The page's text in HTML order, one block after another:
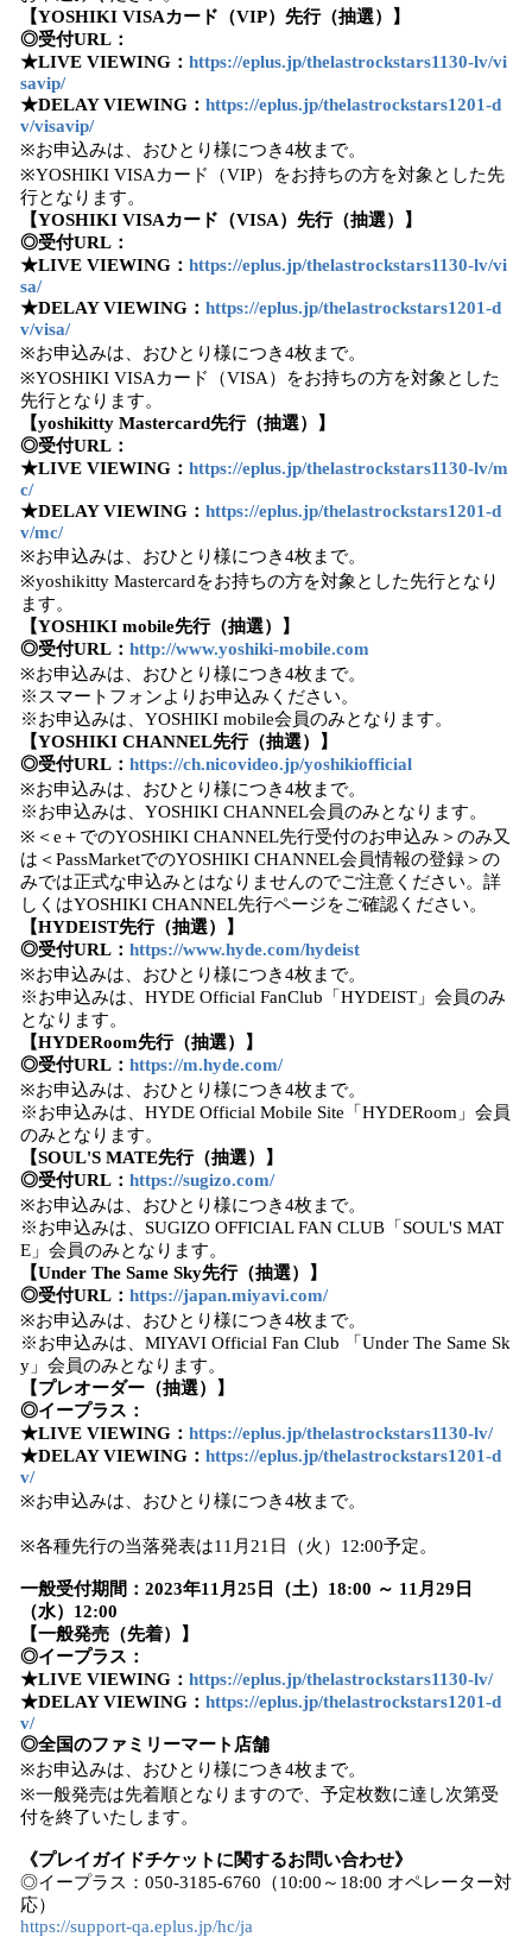
【YOSHIKI VISAカード（VIP）先行（抽選）】
◎受付URL：
★LIVE VIEWING： https://eplus.jp/thelastrockstars1130-lv/vi
savip/
★DELAY VIEWING： https://eplus.jp/thelastrockstars1201-d
v/visavip/
※お申込みは、おひとり様につき4枚まで。
※YOSHIKI VISAカード（VIP）をお持ちの方を対象とした先
行となります。
【YOSHIKI VISAカード（VISA）先行（抽選）】
◎受付URL：
★LIVE VIEWING： https://eplus.jp/thelastrockstars1130-lv/vi
sa/
★DELAY VIEWING： https://eplus.jp/thelastrockstars1201-d
v/visa/
※お申込みは、おひとり様につき4枚まで。
※YOSHIKI VISAカード（VISA）をお持ちの方を対象とした
先行となります。
【yoshikitty Mastercard先行（抽選）】
◎受付URL：
★LIVE VIEWING： https://eplus.jp/thelastrockstars1130-lv/m
c/
★DELAY VIEWING： https://eplus.jp/thelastrockstars1201-d
v/mc/
※お申込みは、おひとり様につき4枚まで。
※yoshikitty Mastercardをお持ちの方を対象とした先行となり
ます。
【YOSHIKI mobile先行（抽選）】
◎受付URL： http://www.yoshiki-mobile.com
※お申込みは、おひとり様につき4枚まで。
※スマートフォンよりお申込みください。
※お申込みは、YOSHIKI mobile会員のみとなります。
【YOSHIKI CHANNEL先行（抽選）】
◎受付URL： https://ch.nicovideo.jp/yoshikiofficial
※お申込みは、おひとり様につき4枚まで。
※お申込みは、YOSHIKI CHANNEL会員のみとなります。
※＜e＋でのYOSHIKI CHANNEL先行受付のお申込み＞のみ又
は＜PassMarketでのYOSHIKI CHANNEL会員情報の登録＞の
みでは正式な申込みとはなりませんのでご注意ください。詳
しくはYOSHIKI CHANNEL先行ページをご確認ください。
【HYDEIST先行（抽選）】
◎受付URL： https://www.hyde.com/hydeist
※お申込みは、おひとり様につき4枚まで。
※お申込みは、HYDE Official FanClub「HYDEIST」会員のみ
となります。
【HYDERoom先行（抽選）】
◎受付URL： https://m.hyde.com/
※お申込みは、おひとり様につき4枚まで。
※お申込みは、HYDE Official Mobile Site「HYDERoom」会員
のみとなります。
【SOUL'S MATE先行（抽選）】
◎受付URL： https://sugizo.com/
※お申込みは、おひとり様につき4枚まで。
※お申込みは、SUGIZO OFFICIAL FAN CLUB「SOUL'S MAT
E」会員のみとなります。
【Under The Same Sky先行（抽選）】
◎受付URL： https://japan.miyavi.com/
※お申込みは、おひとり様につき4枚まで。
※お申込みは、MIYAVI Official Fan Club 「Under The Same Sk
y」会員のみとなります。
【プレオーダー（抽選）】
◎イープラス：
★LIVE VIEWING： https://eplus.jp/thelastrockstars1130-lv/
★DELAY VIEWING： https://eplus.jp/thelastrockstars1201-d
v/
※お申込みは、おひとり様につき4枚まで。
※各種先行の当落発表は11月21日（火）12:00予定。
一般受付期間：2023年11月25日（土）18:00 ～ 11月29日
（水）12:00
【一般発売（先着）】
◎イープラス：
★LIVE VIEWING： https://eplus.jp/thelastrockstars1130-lv/
★DELAY VIEWING： https://eplus.jp/thelastrockstars1201-d
v/
◎全国のファミリーマート店舗
※お申込みは、おひとり様につき4枚まで。
※一般発売は先着順となりますので、予定枚数に達し次第受
付を終了いたします。
《プレイガイドチケットに関するお問い合わせ》
◎イープラス：050-3185-6760（10:00～18:00 オペレーター対
応）
https://support-qa.eplus.jp/hc/ja